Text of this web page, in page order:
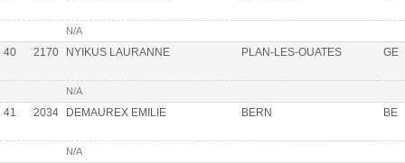
N/A
40 2170 NYIKUS LAURANNE PLAN-LES-OUATES GE
N/A
41 2034 DEMAUREX EMILIE BERN BE
N/A